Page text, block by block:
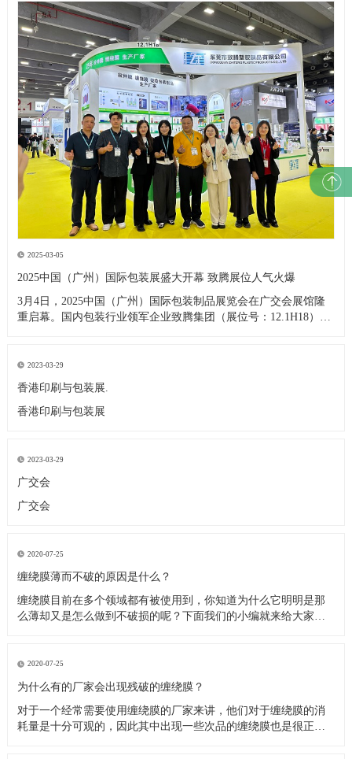
2025-03-05
2025中国（广州）国际包装展盛大开幕 致腾展位人气火爆
3月4日，2025中国（广州）国际包装制品展览会在广交会展馆隆
重启幕。国内包装行业领军企业致腾集团（展位号：12.1H18）携
结合，全方位展示其自主研发的高强度环保拉伸膜产品。据现场
2023-03-29
香港印刷与包装展.
香港印刷与包装展
2023-03-29
广交会
广交会
2020-07-25
缠绕膜薄而不破的原因是什么？
缠绕膜目前在多个领域都有被使用到，你知道为什么它明明是那
么薄却又是怎么做到不破损的呢？下面我们的小编就来给大家介
行整集包装，代替小型集装箱。由于它可降低批量货物运输包装
成本30％以
2020-07-25
为什么有的厂家会出现残破的缠绕膜？
对于一个经常需要使用缠绕膜的厂家来讲，他们对于缠绕膜的消
耗量是十分可观的，因此其中出现一些次品的缠绕膜也是很正常